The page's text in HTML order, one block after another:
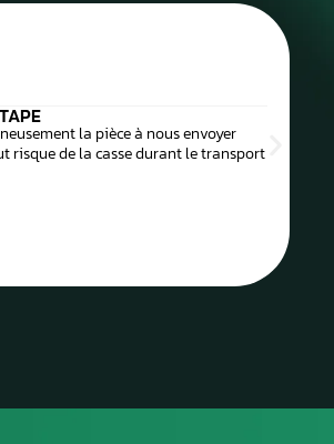
la fiche de prise en charge à